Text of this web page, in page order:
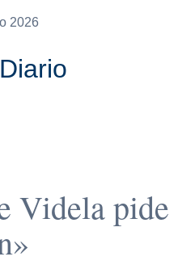
2026
Videla pide